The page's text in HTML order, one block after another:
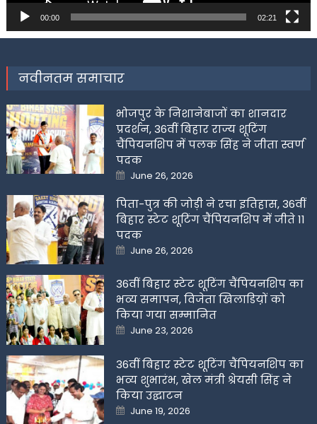
00:00 02:21
नवीनतम समाचार
भोजपुर के निशानेबाजों का शानदार
प्रदर्शन, 36वीं बिहार राज्य शूटिंग
चैंपियनशिप में पलक सिंह ने जीता स्वर्ण
पदक
Posted
on
June 26, 2026
पिता-पुत्र की जोड़ी ने रचा इतिहास, 36वीं
बिहार स्टेट शूटिंग चैंपियनशिप में जीते 11
पदक
Posted
on
June 26, 2026
36वीं बिहार स्टेट शूटिंग चैंपियनशिप का
भव्य समापन, विजेता खिलाडिय़ों को
किया गया सम्मानित
Posted
on
June 23, 2026
36वीं बिहार स्टेट शूटिंग चैंपियनशिप का
भव्य शुभारंभ, खेल मंत्री श्रेयसी सिंह ने
किया उद्घाटन
Posted
on
June 19, 2026